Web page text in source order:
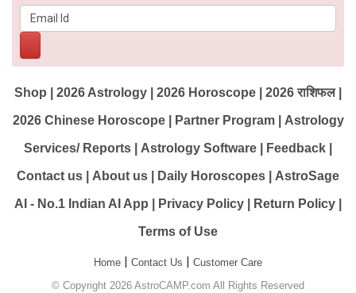
Shop 2026 Astrology 2026 Horoscope 2026 राशिफल
2026 Chinese Horoscope Partner Program Astrology
Services/ Reports Astrology Software Feedback
Contact us About us Daily Horoscopes AstroSage
AI - No.1 Indian AI App Privacy Policy Return Policy
Terms of Use
Home | Contact Us | Customer Care
© Copyright 2026 AstroCAMP.com All Rights Reserved